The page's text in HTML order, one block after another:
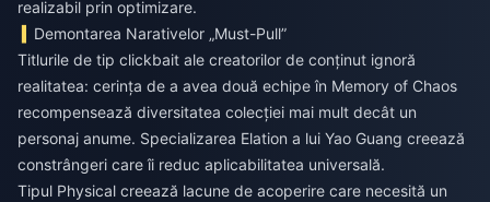
realizabil prin optimizare.
Demontarea Narativelor „Must-Pull”
Titlurile de tip clickbait ale creatorilor de conținut ignoră
realitatea: cerința de a avea două echipe în Memory of Chaos
recompensează diversitatea colecției mai mult decât un
personaj anume. Specializarea Elation a lui Yao Guang creează
constrângeri care îi reduc aplicabilitatea universală.
Tipul Physical creează lacune de acoperire care necesită un